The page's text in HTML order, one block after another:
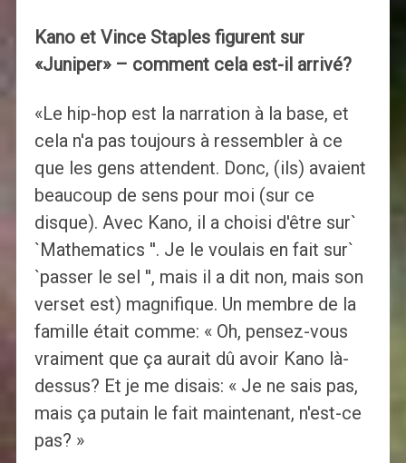
Kano et Vince Staples figurent sur
«Juniper» – comment cela est-il arrivé?
«Le hip-hop est la narration à la base, et
cela n'a pas toujours à ressembler à ce
que les gens attendent. Donc, (ils) avaient
beaucoup de sens pour moi (sur ce
disque). Avec Kano, il a choisi d'être sur`
`Mathematics ''. Je le voulais en fait sur`
`passer le sel '', mais il a dit non, mais son
verset est) magnifique. Un membre de la
famille était comme: « Oh, pensez-vous
vraiment que ça aurait dû avoir Kano là-
dessus? Et je me disais: « Je ne sais pas,
mais ça putain le fait maintenant, n'est-ce
pas? »